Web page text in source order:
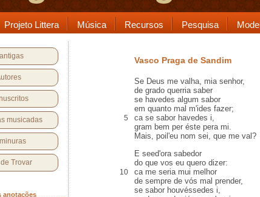
Projeto Littera Música Recursos Pesquisa
musicadas
Trovar
anotações
Vasco Praga de Sandim
Se Deus me valha, mia senhor,
de grado querria saber
se havedes algum sabor
em quanto mal m'ides fazer;
5
ca se sabor havedes i,
gram bem per éste pera mi.
Mais, poil'eu nom sei, que me val?
E seed'ora sabedor
do que vos eu quero dizer:
10
ca me seria mui melhor
de sempre de vós mal prender,
se sabor houvéssedes i,